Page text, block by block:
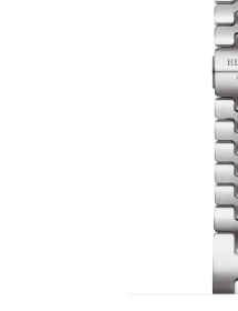
Grand H
satine